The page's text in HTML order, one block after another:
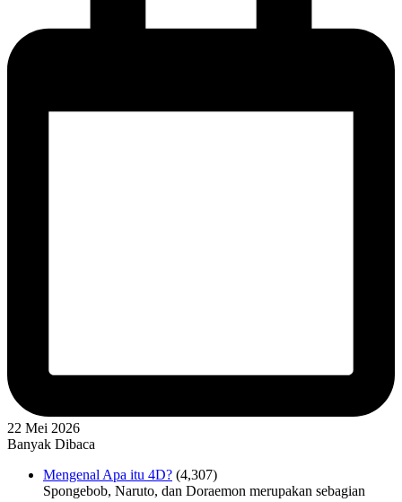
22 Mei 2026
Banyak Dibaca
Mengenal Apa itu 4D? (4,307)
Spongebob, Naruto, dan Doraemon merupakan sebagian